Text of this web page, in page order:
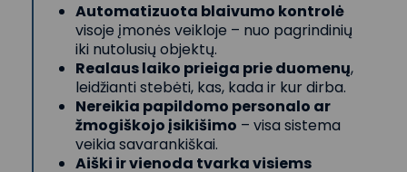
Automatizuota blaivumo kontrolė
visoje įmonės veikloje – nuo pagrindinių
iki nutolusių objektų.
Realaus laiko prieiga prie duomenų,
leidžianti stebėti, kas, kada ir kur dirba.
Nereikia papildomo personalo ar
žmogiškojo įsikišimo – visa sistema
veikia savarankiškai.
Aiški ir vienoda tvarka visiems